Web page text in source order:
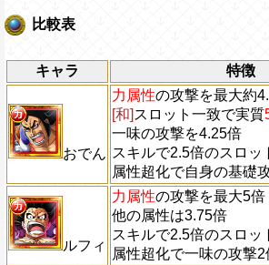
比較表
キャラ 特徴
おでん
力属性の攻撃を最大約
[和] スロット一致で実質
一味の攻撃を4.25倍
スキルで2.5倍のスロッ
属性超化で自身の基礎
ルフィ
力属性の攻撃を最大5倍
他の属性は3.75倍
スキルで2.5倍のスロッ
属性超化で一味の攻撃